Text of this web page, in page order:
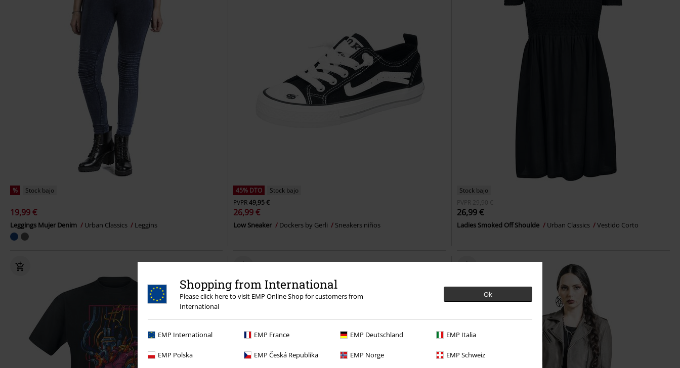
Shopping from International
Please click here to visit EMP Online Shop for customers from
International
Ok
EMP International EMP France EMP Deutschland EMP Italia
EMP Polska EMP Česká Republika EMP Norge EMP Schweiz
% Stock bajo
19,99 €
Leggings Mujer Denim Urban Classics Leggins
45% DTO
Stock bajo
PVPR49,95 €
26,99 €
Low Sneaker Dockers by Gerli Sneakers niños
Stock bajo
PVPR 29,90 €
26,99 €
Ladies Smoked Off Shoulde Urban Classics Vestido Corto